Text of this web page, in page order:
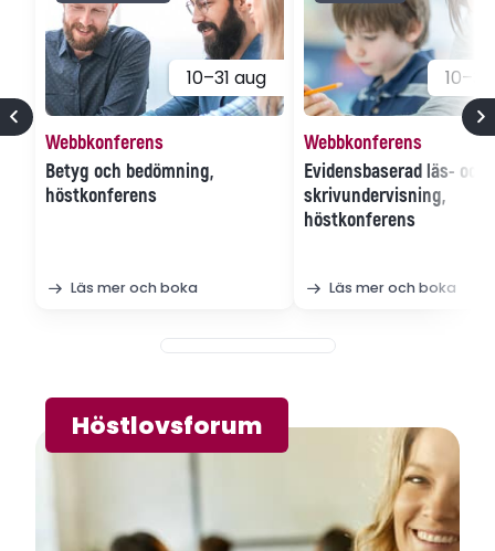
10–31 aug
Webbkonferens
Betyg och bedömning,
höstkonferens
Läs mer och boka
Webbkonferens
Evidensbaserad läs- och
skrivundervisning,
höstkonferens
Läs mer och boka
Höstlovsforum